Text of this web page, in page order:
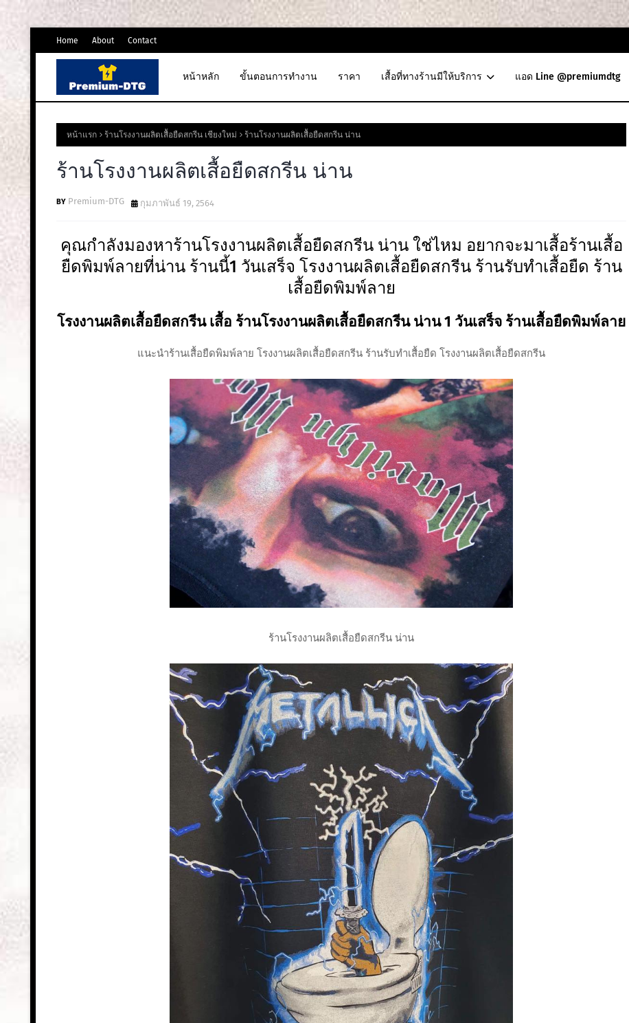
Home About Contact
หน้าหลัก ขั้นตอนการทำงาน ราคา เสื้อที่ทางร้านมีให้บริการ แอด Line @premiumdtg
หน้าแรก ร้านโรงงานผลิตเสื้อยืดสกรีน เชียงใหม่ ร้านโรงงานผลิตเสื้อยืดสกรีน น่าน
ร้านโรงงานผลิตเสื้อยืดสกรีน น่าน
Premium-DTG กุมภาพันธ์ 19, 2564
คุณกำลังมองหาร้านโรงงานผลิตเสื้อยืดสกรีน น่าน ใช่ไหม อยากจะมาเสื้อร้านเสื้อ
ยืดพิมพ์ลายที่น่าน ร้านนี้1 วันเสร็จ โรงงานผลิตเสื้อยืดสกรีน ร้านรับทำเสื้อยืด ร้าน
เสื้อยืดพิมพ์ลาย
โรงงานผลิตเสื้อยืดสกรีน เสื้อ ร้านโรงงานผลิตเสื้อยืดสกรีน น่าน 1 วันเสร็จ ร้านเสื้อยืดพิมพ์ลาย
แนะนำร้านเสื้อยืดพิมพ์ลาย โรงงานผลิตเสื้อยืดสกรีน ร้านรับทำเสื้อยืด โรงงานผลิตเสื้อยืดสกรีน
ร้านโรงงานผลิตเสื้อยืดสกรีน น่าน